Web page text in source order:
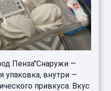
Пенза"Снаружи —
внутри —
привкуса. Вкус